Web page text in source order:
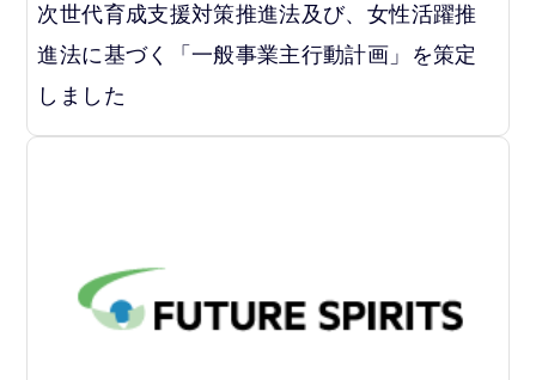
次世代育成支援対策推進法及び、女性活躍推
進法に基づく「一般事業主行動計画」を策定
しました